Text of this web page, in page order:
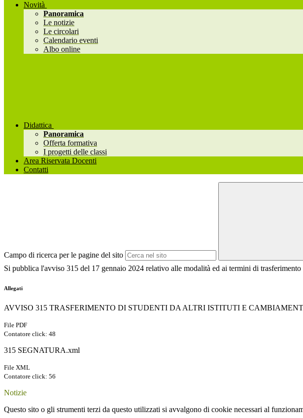
Novità
Panoramica
Le notizie
Le circolari
Calendario eventi
Albo online
Didattica
Panoramica
Offerta formativa
I progetti delle classi
Area Riservata Docenti
Contatti
Campo di ricerca per le pagine del sito
Si pubblica l'avviso 315 del 17 gennaio 2024 relativo alle modalità ed ai termini di
Allegati
AVVISO 315 TRASFERIMENTO DI STUDENTI DA ALTRI ISTITUTI E
File PDF
Contatore click: 48
315 SEGNATURA.xml
File XML
Contatore click: 56
Notizie
Questo sito o gli strumenti terzi da questo utilizzati si avvalgono di cookie necessari al